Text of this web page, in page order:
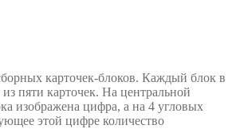
карточек-блоков. Каждый блок в
пяти карточек. На центральной
изображена цифра, а на 4 угловых
этой цифре количество